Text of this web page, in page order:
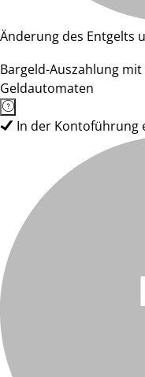
Änderung des Entgelts
Bargeld-Auszahlung
Geldautomaten
In der Kontoführung